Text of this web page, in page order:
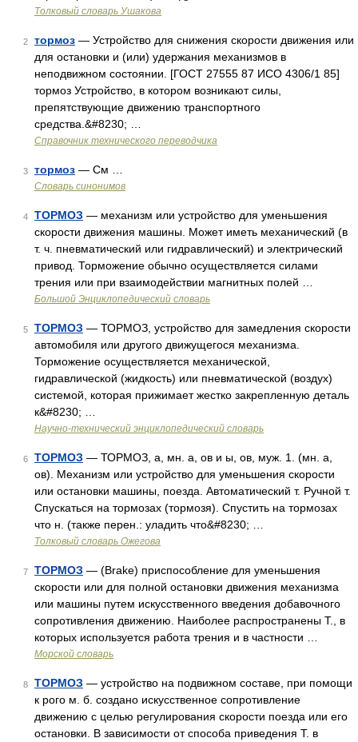
Толковый словарь Ушакова
2 тормоз — Устройство для снижения скорости движения или
для остановки и (или) удержания механизмов в
неподвижном состоянии. [ГОСТ 27555 87 ИСО 4306/1 85]
тормоз Устройство, в котором возникают силы,
препятствующие движению транспортного
средства.&#8230; …
Справочник технического переводчика
3 тормоз — См …
Словарь синонимов
4 ТОРМОЗ — механизм или устройство для уменьшения
скорости движения машины. Может иметь механический (в
т. ч. пневматический или гидравлический) и электрический
привод. Торможение обычно осуществляется силами
трения или при взаимодействии магнитных полей …
Большой Энциклопедический словарь
5 ТОРМОЗ — ТОРМОЗ, устройство для замедления скорости
автомобиля или другого движущегося механизма.
Торможение осуществляется механической,
гидравлической (жидкость) или пневматической (воздух)
системой, которая прижимает жестко закрепленную деталь
к&#8230; …
Научно-технический энциклопедический словарь
6 ТОРМОЗ — ТОРМОЗ, а, мн. а, ов и ы, ов, муж. 1. (мн. а,
ов). Механизм или устройство для уменьшения скорости
или остановки машины, поезда. Автоматический т. Ручной т.
Спускаться на тормозах (тормозя). Спустить на тормозах
что н. (также перен.: уладить что&#8230; …
Толковый словарь Ожегова
7 ТОРМОЗ — (Brake) приспособление для уменьшения
скорости или для полной остановки движения механизма
или машины путем искусственного введения добавочного
сопротивления движению. Наиболее распространены Т., в
которых используется работа трения и в частности …
Морской словарь
8 ТОРМОЗ — устройство на подвижном составе, при помощи
к рого м. б. создано искусственное сопротивление
движению с целью регулирования скорости поезда или его
остановки. В зависимости от способа приведения Т. в